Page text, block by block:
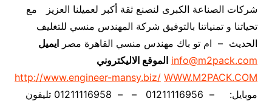
شركات الصناعة الكبرى لنصنع ثقة أكبر لعميلنا العزيز مع
تحياتنا و تمنياتنا بالتوفيق شركة المهندس منسي للتغليف
الحديث – ام تو باك مهندس منسي القاهرة مصر ايميل
info@m2pack.com الموقع الاليكتروني
http://www.engineer-mansy.biz/ WWW.M2PACK.COM
موبايل: – 01211116956 – – 01211116958 تليفون